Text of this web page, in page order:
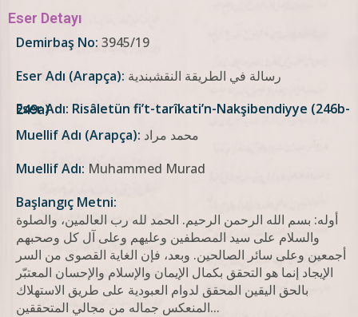
Eser Detayı
Demirbaş No: 3945/19
Eser Adı (Arapça): رسالة في الطريقة النقشبندية
Eser Adı: Risâletün fi’t-tarîkati’n-Nakşibendiyye (246b-249a)
Muellif Adı (Arapça): محمد مراد
Muellif Adı: Muhammed Murad
Başlangıç Metni:
أوله: بسم الله الرحمن الرحيم. الحمد لله رب العالمين، والصلوة
والسلام على سيد المصطفين وعليهم وعلى آل كل وصحبهم
أجمعين وعلى سائر الصالحين. وبعد، فإن الغاية القصوى من السر
الإيجاد إنما هو التحقق بكمال الإيمان والإسلام والإحسان المعتبّر
بالحق اليقين المحقق لدوام العبودية على طريق الاستهلاك
المنعكس جماله من مجالي المتحققين...